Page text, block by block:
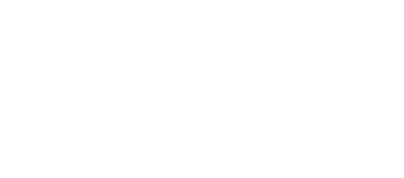
2026
najlepšie
kúpele na Slovensku.
zastal v 90. rokoch,
očarí